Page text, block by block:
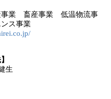
事業 畜産事業 低温物流事
ス事業
生